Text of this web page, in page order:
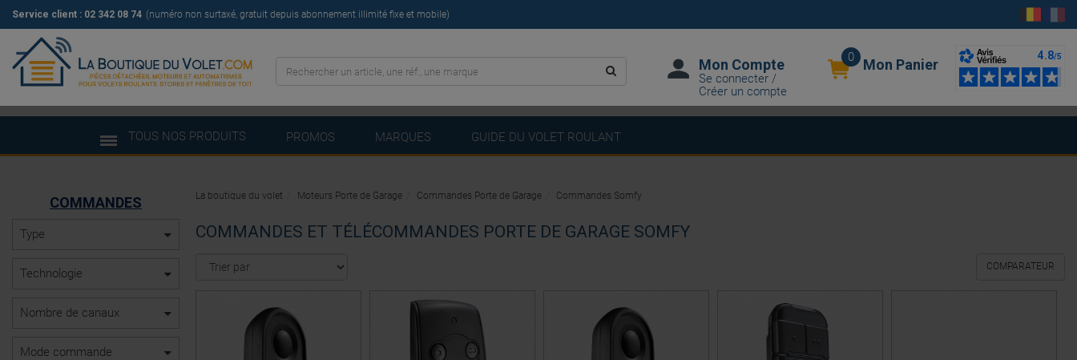
Service client : 02 342 08 74 (numéro non surtaxé, gratuit depuis abonnement illimité fixe et mobile)
Mon Compte
Se connecter /
Créer un compte
0 Mon Panier
TOUS NOS PRODUITS PROMOS MARQUES GUIDE DU VOLET ROULANT
COMMANDES ET TÉLÉCOMMANDES PORTE DE GARAGE SOMFY
COMPARATEUR
La boutique du volet Moteurs Porte de Garage Commandes Porte de Garage Commandes Somfy
COMMANDES
Type
Technologie
Nombre de canaux
Mode commande